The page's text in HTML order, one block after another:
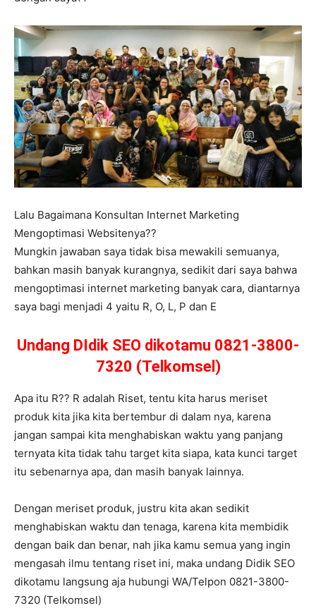
Lalu Bagaimana Konsultan Internet Marketing
Mengoptimasi Websitenya??
Mungkin jawaban saya tidak bisa mewakili semuanya,
bahkan masih banyak kurangnya, sedikit dari saya bahwa
mengoptimasi internet marketing banyak cara, diantarnya
saya bagi menjadi 4 yaitu R, O, L, P dan E
Undang DIdik SEO dikotamu 0821-3800-
7320 (Telkomsel)
Apa itu R?? R adalah Riset, tentu kita harus meriset
produk kita jika kita bertembur di dalam nya, karena
jangan sampai kita menghabiskan waktu yang panjang
ternyata kita tidak tahu target kita siapa, kata kunci target
itu sebenarnya apa, dan masih banyak lainnya.
Dengan meriset produk, justru kita akan sedikit
menghabiskan waktu dan tenaga, karena kita membidik
dengan baik dan benar, nah jika kamu semua yang ingin
mengasah ilmu tentang riset ini, maka undang Didik SEO
dikotamu langsung aja hubungi WA/Telpon 0821-3800-
7320 (Telkomsel)